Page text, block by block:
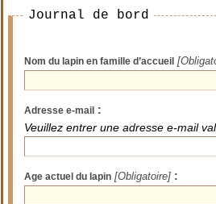
Journal de bord
Nom du lapin en famille d’accueil
Adresse e-mail :
Veuillez entrer une adresse e-mail
Age actuel du lapin [Obligatoire] :